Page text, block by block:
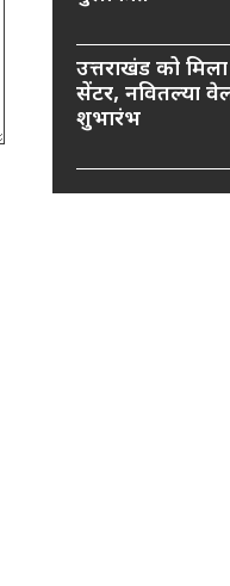
उत्तराखंड को
सेंटर, नवितल्या
शुभारंभ